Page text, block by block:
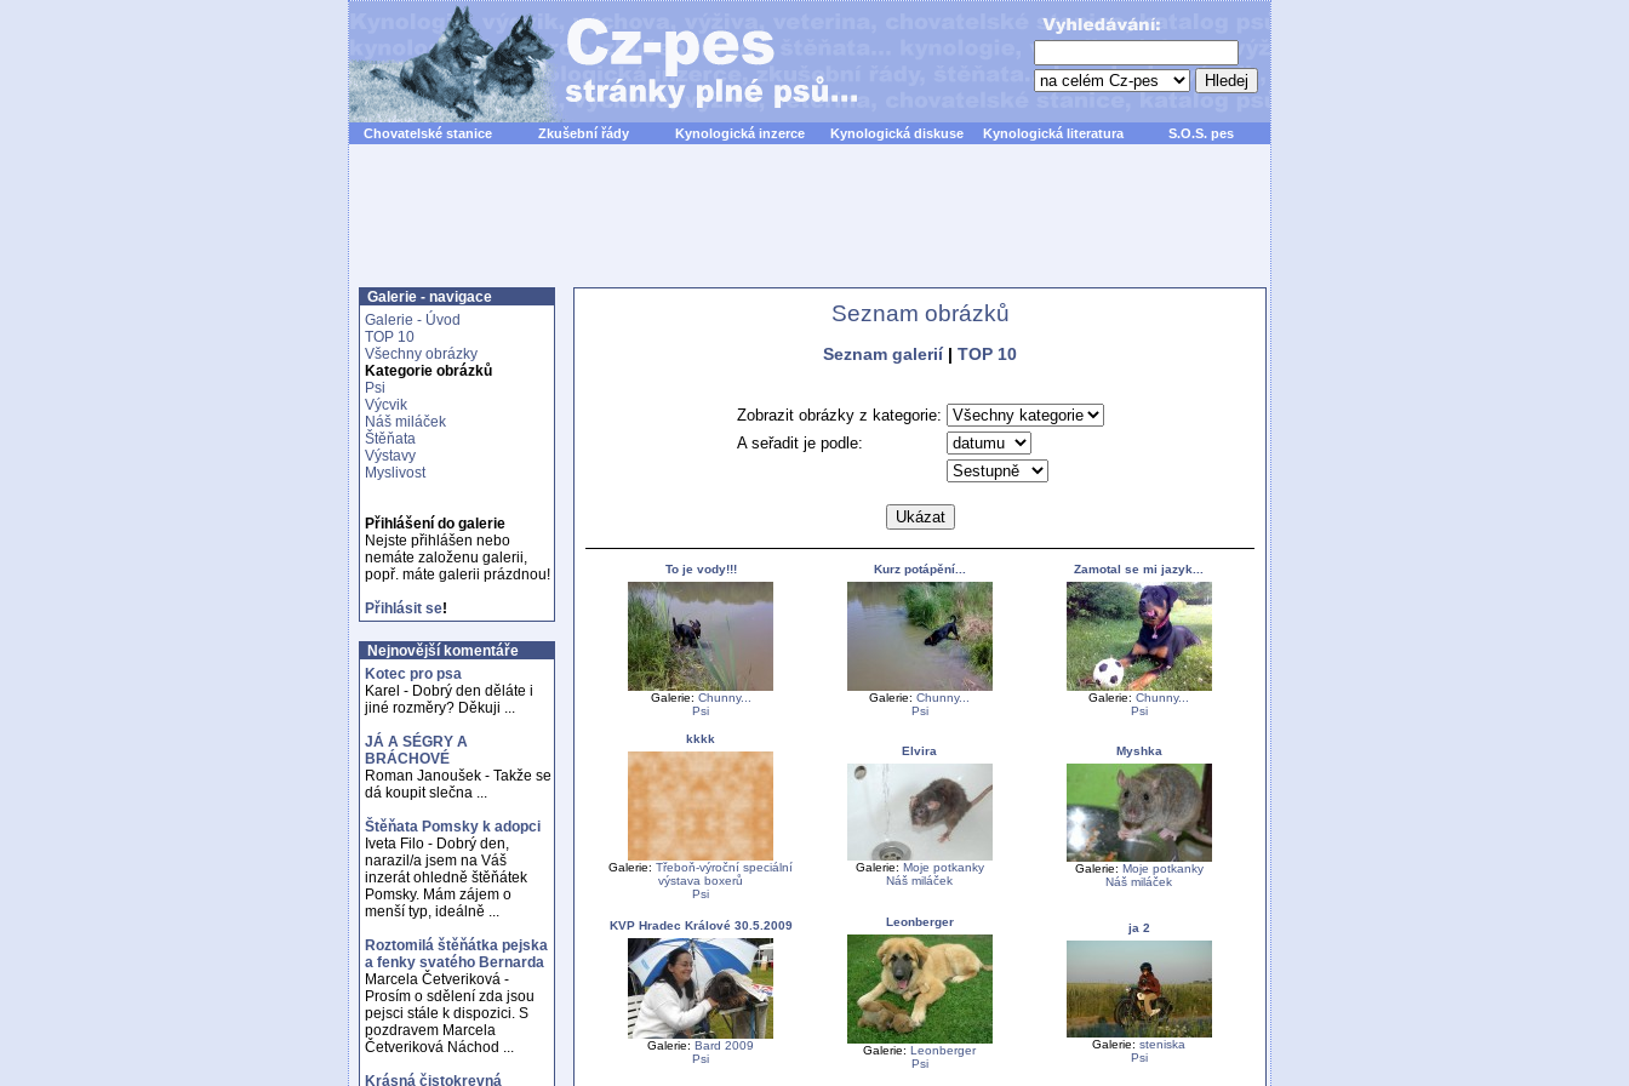
Chovatelské stanice Zkušební řády Kynologická inzerce Kynologická diskuse Kynologická literatura S.O.S. pes
Galerie - navigace
Galerie - Úvod
TOP 10
Všechny obrázky
Kategorie obrázků
Psi
Výcvik
Náš miláček
Štěňata
Výstavy
Myslivost
Přihlášení do galerie
Nejste přihlášen nebo
nemáte založenu galerii,
popř. máte galerii prázdnou!
Přihlásit se!
Nejnovější komentáře
Kotec pro psa
Karel - Dobrý den děláte i
jiné rozměry? Děkuji ...
JÁ A SÉGRY A
BRÁCHOVÉ
Roman Janoušek - Takže se
dá koupit slečna ...
Štěňata Pomsky k adopci
Iveta Filo - Dobrý den,
narazil/a jsem na Váš
inzerát ohledně štěňátek
Pomsky. Mám zájem o
menší typ, ideálně ...
Roztomilá štěňátka pejska
a fenky svatého Bernarda
Marcela Četveriková -
Prosím o sdělení zda jsou
pejsci stále k dispozici. S
pozdravem Marcela
Četveriková Náchod ...
Krásná čistokrevná
Seznam obrázků
Seznam galerií| TOP 10
Zobrazit obrázky z kategorie:
A seřadit je podle:
To je vody!!!
Galerie: Chunny...
Psi
Kurz potápění...
Galerie: Chunny...
Psi
Zamotal se mi jazyk...
Galerie: Chunny...
Psi
kkkk
Galerie: Třeboň-výroční speciální
výstava boxerů
Psi
Elvira
Galerie: Moje potkanky
Náš miláček
Myshka
Galerie: Moje potkanky
Náš miláček
KVP Hradec Králové 30.5.2009
Galerie: Bard 2009
Psi
Leonberger
Galerie: Leonberger
Psi
ja 2
Galerie: steniska
Psi